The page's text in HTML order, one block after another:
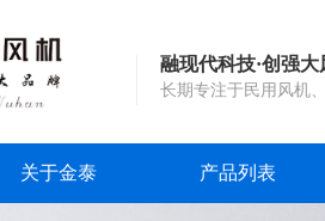
融现代科技·创强
长期专注于民用风机
关于金泰 产品列表